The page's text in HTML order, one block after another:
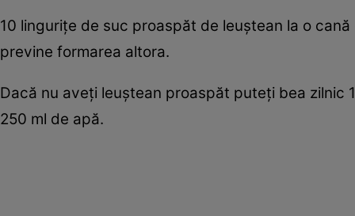
10 linguriţe de suc proaspăt de leuştean la o
previne formarea altora.
Dacă nu aveţi leuştean proaspăt puteţi bea
250 ml de apă.